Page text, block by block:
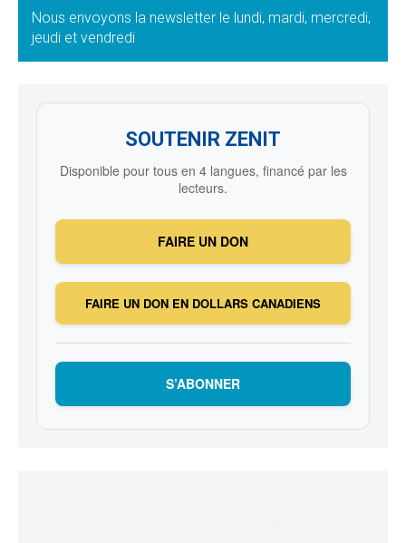
Nous envoyons la newsletter le lundi, mardi, mercredi,
jeudi et vendredi
SOUTENIR ZENIT
Disponible pour tous en 4 langues, financé par les
lecteurs.
FAIRE UN DON
FAIRE UN DON EN DOLLARS CANADIENS
S’ABONNER